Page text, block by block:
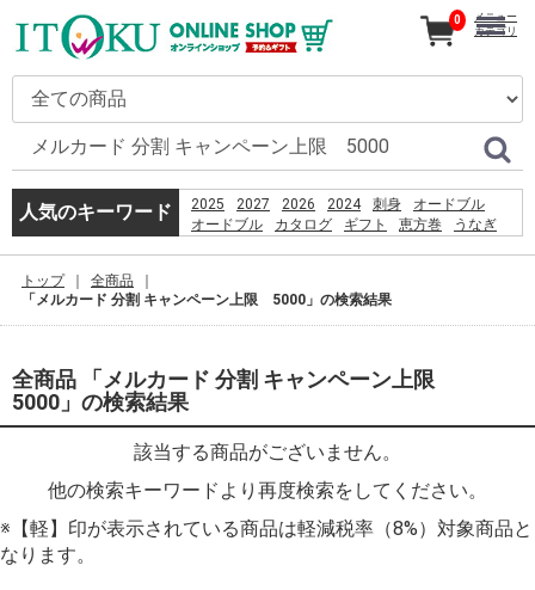
人気のキーワード 2025 2027 2026 2024 刺身
オードブル
オードブル
カタログ ギフト 恵方巻
うなぎ
%D8%A8%D8%B1%D8%A7%DB%8C
%D8%B4%D9%86%D8%A7
%D8%AF%D8%A7%D8%B1%D8%AF%D8%9F
2026
PlayStation 3 Wi-Fi Antenna Replacement
産直
PSO2 %E8%8F%85%E6%B2%BC%E8%A3%95
0
メニュー
カテゴリ
トップ
全商品
「メルカード 分割 キャンペーン上限 5000」の検索結果
全商品 「メルカード 分割 キャンペーン上限
5000」の検索結果
該当する商品がございません。
他の検索キーワードより再度検索をしてください。
※【軽】印が表示されている商品は軽減税率（8%）対象商品と
なります。